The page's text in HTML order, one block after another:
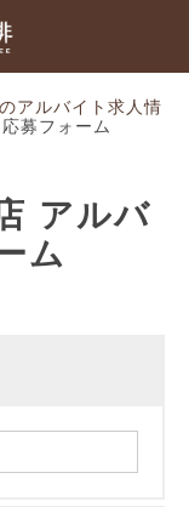
アルバイト求人情
募フォーム
アルバ
ム